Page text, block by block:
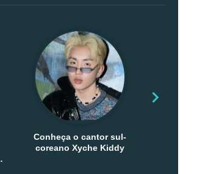
Conheça o cantor sul-
coreano Xyche Kiddy